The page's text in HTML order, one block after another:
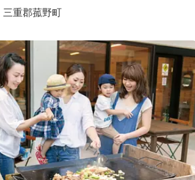
にした「一本うなぎ」で知られます。大き
質がフワッとやわらかい、贅沢な食感を実
抜群の鰻を毎日捌き、良質の炭で焼き立て
す。素材から炭まで、鰻の美味しさを熟...
三重郡菰野町